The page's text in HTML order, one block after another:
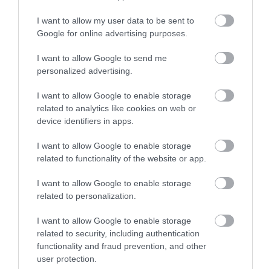
I want to allow my user data to be sent to
Google for online advertising purposes.
I want to allow Google to send me
personalized advertising.
I want to allow Google to enable storage
related to analytics like cookies on web or
device identifiers in apps.
I want to allow Google to enable storage
related to functionality of the website or app.
I want to allow Google to enable storage
related to personalization.
I want to allow Google to enable storage
related to security, including authentication
functionality and fraud prevention, and other
user protection.